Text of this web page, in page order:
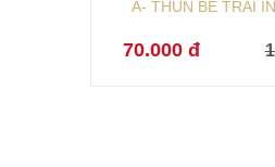
Á- THUN BÉ TRAI
70.000 đ